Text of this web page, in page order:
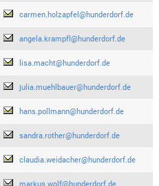
carmen.holzapfel@hunderdorf.de
angela.krampfl@hunderdorf.de
lisa.macht@hunderdorf.de
julia.muehlbauer@hunderdorf.de
hans.pollmann@hunderdorf.de
sandra.rother@hunderdorf.de
claudia.weidacher@hunderdorf.de
markus.wolf@hunderdorf.de